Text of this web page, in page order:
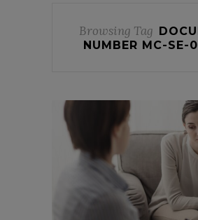
Browsing Tag
NUMBER MC-SE-